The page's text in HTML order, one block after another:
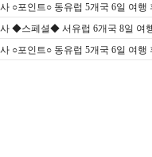
○포인트○ 동유럽 5개국 6일 여행
◆스페셜◆ 서유럽 6개국 8일 여
○포인트○ 동유럽 5개국 6일 여행